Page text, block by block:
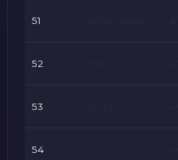
51
52
53
54